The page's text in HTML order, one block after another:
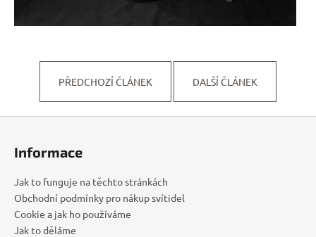
PŘEDCHOZÍ ČLÁNEK DALŠÍ ČLÁNEK
Informace
Jak to funguje na těchto stránkách
Obchodní podmínky pro nákup svítidel
Cookie a jak ho používáme
Jak to děláme